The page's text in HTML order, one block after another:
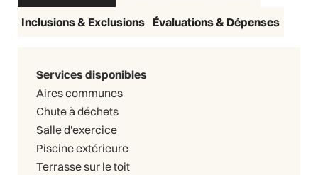
Inclusions & Exclusions Évaluations & Dépenses
Services disponibles
Aires communes
Chute à déchets
Salle d'exercice
Piscine extérieure
Terrasse sur le toit